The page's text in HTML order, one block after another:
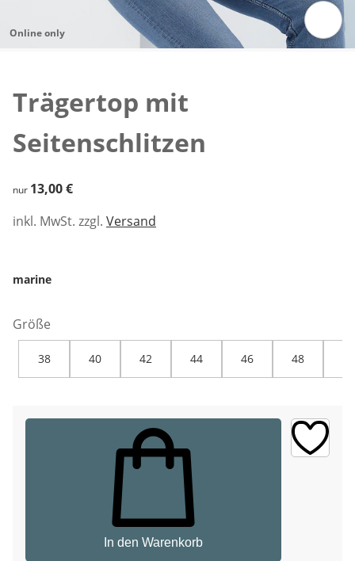
Online only
Trägertop mit
Seitenschlitzen
13,00 €
nur 13,00 €
inkl. MwSt. zzgl. Versand
marine
Größe
38 40 42 44 46 48
In den Warenkorb